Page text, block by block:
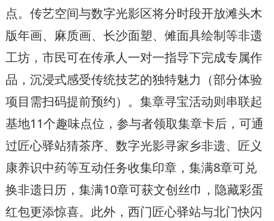
点。传艺空间与数字光影区将分时段开放滩头木
版年画、麻质画、长沙面塑、傩面具绘制等非遗
工坊，市民可在传承人一对一指导下完成专属作
品，沉浸式感受传统技艺的独特魅力（部分体验
项目需扫码提前预约）。集章寻宝活动则串联起
基地11个趣味点位，参与者领取集章卡后，可通
过匠心驿站猜茶序、数字光影寻家乡非遗、匠义
康养识中药等互动任务收集印章，集满8章可兑
换非遗日历，集满10章可获文创丝巾，隐藏彩蛋
红包更添惊喜。此外，西门匠心驿站与北门快闪